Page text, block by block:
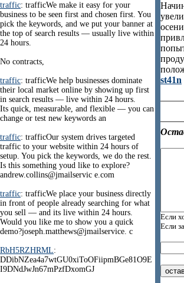
traffic: trafficWe make it easy for your
business to be seen first and chosen first. You
pick the keywords, and we put your banner at
the top of search results — usually live within
24 hours.
No contracts,
traffic: trafficWe help businesses dominate
their local market online by showing up first
in search results — live within 24 hours.
Its quick, measurable, and flexible — you can
change or test new keywords an
traffic: trafficOur system drives targeted
traffic to your website within 24 hours of
setup. You pick the keywords, we do the rest.
Is this something youd like to explore?
andrew.collins@jmailservic e.com
traffic: trafficWe place your business directly
in front of people already searching for what
you sell — and its live within 24 hours.
Would you like me to show you a quick
demo?joseph.matthews@jmailservice. c
RbH5RZHRML:
DDibNZea4a7wtGU0xiToOFiipmBGe81O9E
I9DNdJwJn67mPzfDxomGJ
st41n
Если
Если